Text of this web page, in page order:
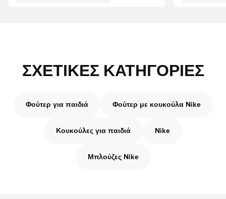
ΣΧΕΤΙΚΈΣ ΚΑΤΗΓΟΡΊΕΣ
Φούτερ για παιδιά Φούτερ με κουκούλα Nike
Κουκούλες για παιδιά Nike
Μπλούζες Nike